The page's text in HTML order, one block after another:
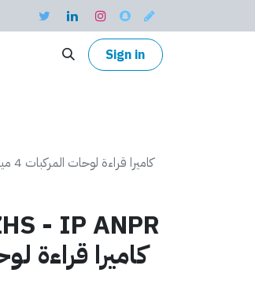
Sign in
- IP ANPR